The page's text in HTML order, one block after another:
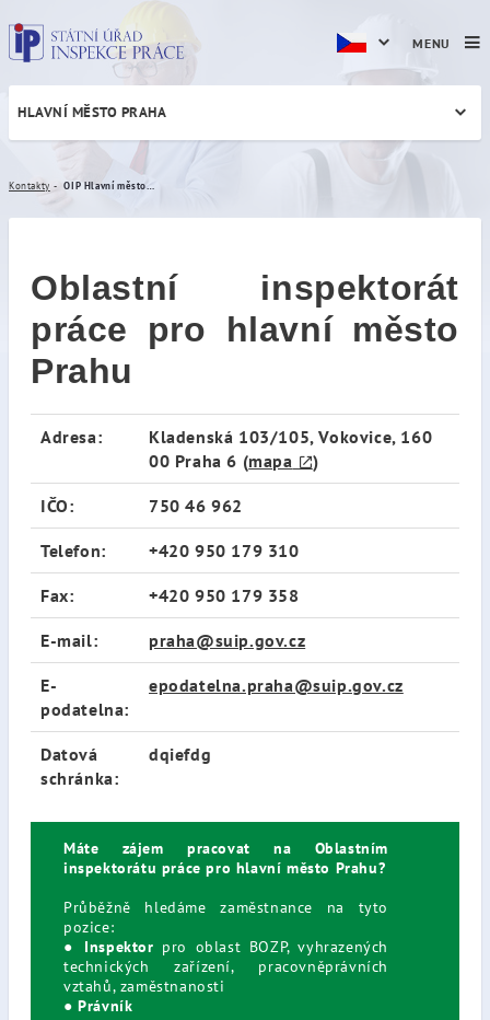
OIP Hlavní město Praha
HLAVNÍ MĚSTO PRAHA
Kontakty
Oblastní inspektorát
práce pro hlavní město
Prahu
Adresa:
Kladenská 103/105, Vokovice, 160
00 Praha 6 (mapa )
IČO: 750 46 962
Telefon: +420 950 179 310
Fax: +420 950 179 358
E-mail: praha@suip.gov.cz
E-
podatelna:
epodatelna.praha@suip.gov.cz
Datová
schránka:
dqiefdg
Máte zájem pracovat na Oblastním
inspektorátu práce pro hlavní město Prahu?
Průběžně hledáme zaměstnance na tyto
pozice:
●
Inspektor pro oblast BOZP, vyhrazených
technických zařízení, pracovněprávních
vztahů, zaměstnanosti
●Právník
MENU